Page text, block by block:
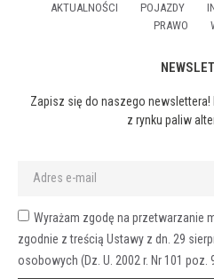
AKTUALNOŚCI POJAZDY
PRAWO
Zapisz się do naszego
z rynku paliw
Wyrażam zgodę na przetwarzanie
zgodnie z treścią Ustawy z dn. 29
osobowych (Dz. U. 2002 r. Nr 101 poz.